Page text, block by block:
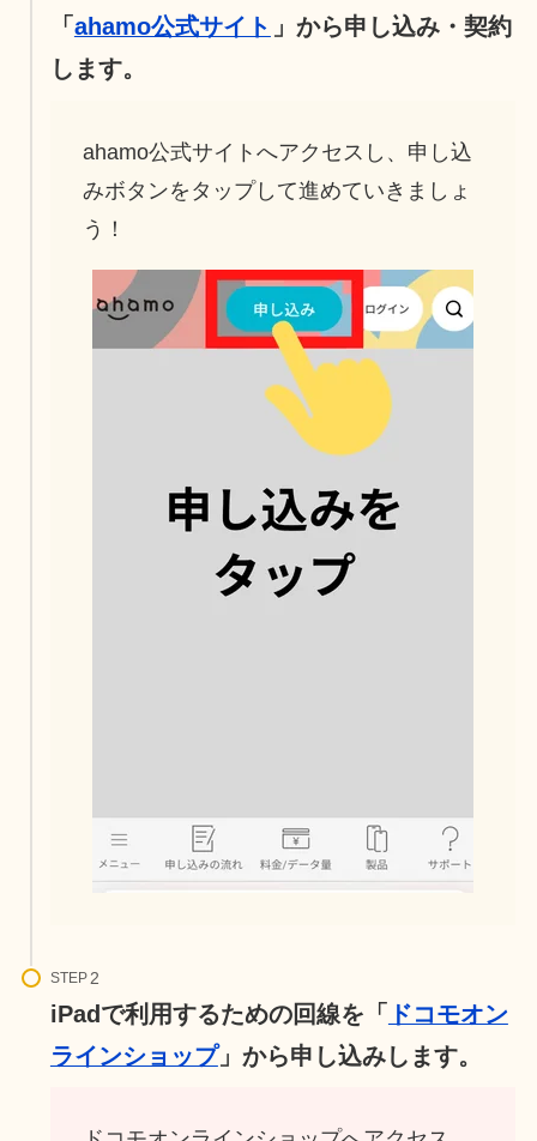
「 ahamo公式サイト 」から申し込み・契約
します。
ahamo公式サイトへアクセスし、申し込
みボタンをタップして進めていきましょ
う！
STEP
iPadで利用するための回線を「 ドコモオン
ラインショップ」から申し込みします。